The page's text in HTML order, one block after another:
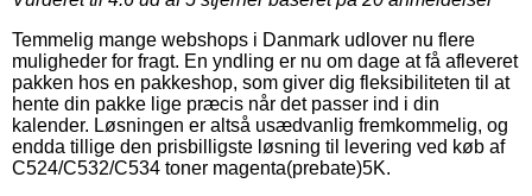
Temmelig mange webshops i Danmark udlover nu flere
muligheder for fragt. En yndling er nu om dage at få afleveret
pakken hos en pakkeshop, som giver dig fleksibiliteten til at
hente din pakke lige præcis når det passer ind i din
kalender. Løsningen er altså usædvanlig fremkommelig, og
endda tillige den prisbilligste løsning til levering ved køb af
C524/C532/C534 toner magenta(prebate)5K.